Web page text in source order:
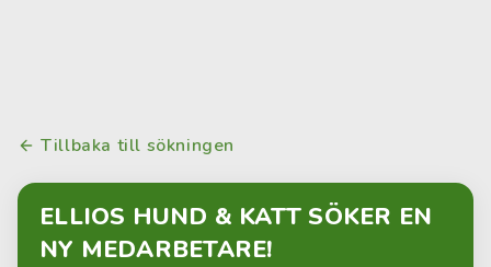
Tillbaka till sökningen
ELLIOS HUND & KATT SÖKER EN
NY MEDARBETARE!